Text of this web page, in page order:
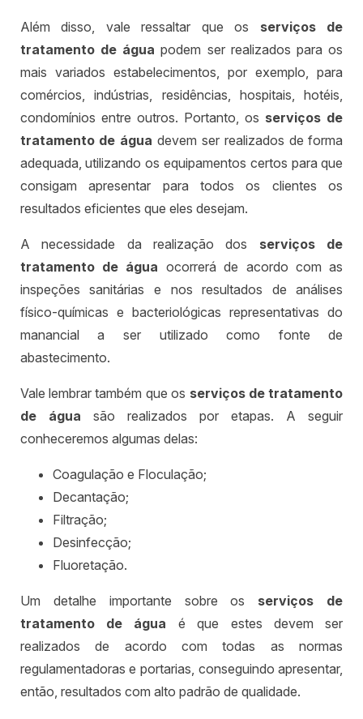
Além disso, vale ressaltar que os serviços de
tratamento de água podem ser realizados para os
mais variados estabelecimentos, por exemplo, para
comércios, indústrias, residências, hospitais, hotéis,
condomínios entre outros. Portanto, os serviços de
tratamento de água devem ser realizados de forma
adequada, utilizando os equipamentos certos para que
consigam apresentar para todos os clientes os
resultados eficientes que eles desejam.
A necessidade da realização dos serviços de
tratamento de água ocorrerá de acordo com as
inspeções sanitárias e nos resultados de análises
físico-químicas e bacteriológicas representativas do
manancial a ser utilizado como fonte de
abastecimento.
Vale lembrar também que os serviços de tratamento
de água são realizados por etapas. A seguir
conheceremos algumas delas:
Coagulação e Floculação;
Decantação;
Filtração;
Desinfecção;
Fluoretação.
Um detalhe importante sobre os serviços de
tratamento de água é que estes devem ser
realizados de acordo com todas as normas
regulamentadoras e portarias, conseguindo apresentar,
então, resultados com alto padrão de qualidade.